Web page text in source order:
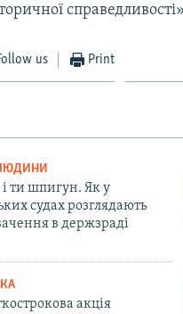
us Print
ти шпигун. Як у
судах розглядають
в держзраді
акція